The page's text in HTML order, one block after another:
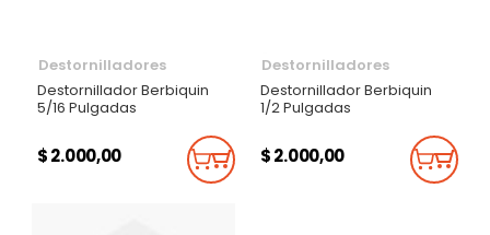
Destornilladores
Destornillador Berbiquin
5/16 Pulgadas
$ 2.000,00 Añadir Al Carrito
Destornilladores
Destornillador Berbiquin
1/2 Pulgadas
$ 2.000,00